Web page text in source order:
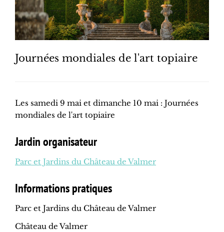
Journées mondiales de l'art topiaire
Les samedi 9 mai et dimanche 10 mai : Journées
mondiales de l'art topiaire
Jardin organisateur
Parc et Jardins du Château de Valmer
Informations pratiques
Parc et Jardins du Château de Valmer
Château de Valmer